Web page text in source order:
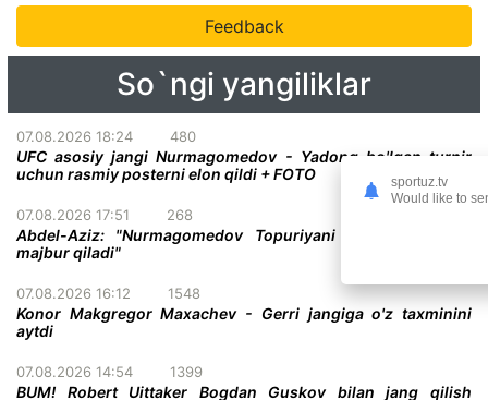
Feedback
So`ngi yangiliklar
07.08.2026 18:24 480
UFC asosiy jangi Nurmagomedov - Yadong bo'lgan turnir
uchun rasmiy posterni elon qildi + FOTO
07.08.2026 17:51 268
Abdel-Aziz: "Nurmagomedov Topuriyani taslim bo'lishga
majbur qiladi"
07.08.2026 16:12 1548
Konor Makgregor Maxachev - Gerri jangiga o'z taxminini
aytdi
07.08.2026 14:54 1399
BUM! Robert Uittaker Bogdan Guskov bilan jang qilish
sportuz.tv
Would like to